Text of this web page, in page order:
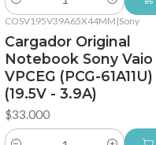
Cantidad
COSV195V39A65X44MM |Sony
Cargador Original
Notebook Sony Vaio
VPCEG (PCG-61A11U)
(19.5V - 3.9A)
$33.000